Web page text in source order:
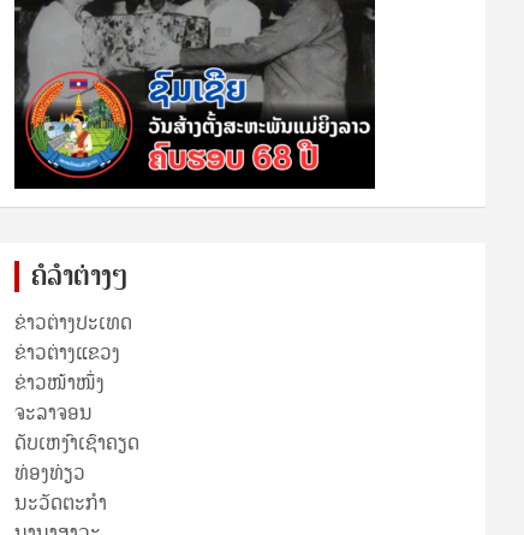
ຄໍລຳຕ່າງໆ
ຂ່າວຕ່າງປະເທດ
ຂ່າວ​ຕ່າງ​ແຂວງ
ຂ່າວໜ້າໜຶ່ງ
ຈະລາຈອນ
ດັບເຫງົາເຊົາຄຽດ
ທ່ອງທ່ຽວ
ນະວັດຕະກໍາ